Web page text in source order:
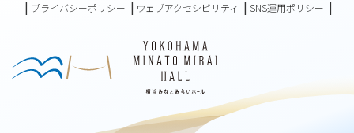
プライバシーポリシー
ウェブアクセシビリティ SNS運用ポリシー